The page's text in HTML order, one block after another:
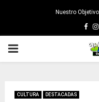
Nuestro Objetivo
PRIMARY
CULTURA DESTACADAS